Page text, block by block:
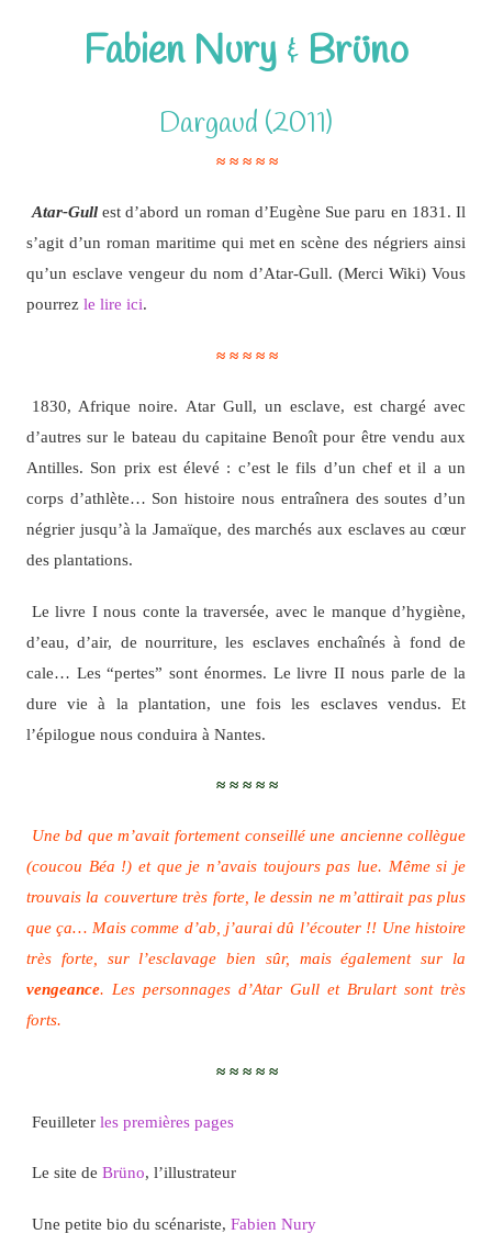
Fabien Nury & Brüno
Dargaud (2011)
≈ ≈ ≈ ≈ ≈
Atar-Gullest d’abord un roman d’Eugène Sue paru en 1831. Il
s’agit d’un roman maritime qui met en scène des négriers ainsi
qu’un esclave vengeur du nom d’Atar-Gull. (Merci Wiki) Vous
pourrez le lire ici.
≈ ≈ ≈ ≈ ≈
1830, Afrique noire. Atar Gull, un esclave, est chargé avec
d’autres sur le bateau du capitaine Benoît pour être vendu aux
Antilles. Son prix est élevé : c’est le fils d’un chef et il a un
corps d’athlète… Son histoire nous entraînera des soutes d’un
négrier jusqu’à la Jamaïque, des marchés aux esclaves au cœur
des plantations.
Le livre I nous conte la traversée, avec le manque d’hygiène,
d’eau, d’air, de nourriture, les esclaves enchaînés à fond de
cale… Les “pertes” sont énormes. Le livre II nous parle de la
dure vie à la plantation, une fois les esclaves vendus. Et
l’épilogue nous conduira à Nantes.
≈ ≈ ≈ ≈ ≈
Une bd que m’avait fortement conseillé une ancienne collègue
(coucou Béa !) et que je n’avais toujours pas lue. Même si je
trouvais la couverture très forte, le dessin ne m’attirait pas plus
que ça… Mais comme d’ab, j’aurai dû l’écouter !! Une histoire
très forte, sur l’esclavage bien sûr, mais également sur la
vengeance. Les personnages d’Atar Gull et Brulart sont très
forts.
≈ ≈ ≈ ≈ ≈
Feuilleter les premières pages
Le site de Brüno, l’illustrateur
Une petite bio du scénariste, Fabien Nury